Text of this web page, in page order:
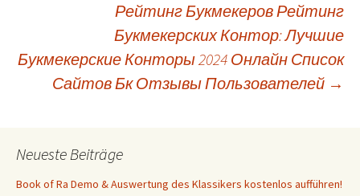
NavigationРейтинг Букмекеров Рейтинг
Букмекерских Контор: Лучшие
Букмекерские Конторы 2024 Онлайн Список
Сайтов Бк Отзывы Пользователей →
Neueste Beiträge
Book of Ra Demo & Auswertung des Klassikers kostenlos aufführen!